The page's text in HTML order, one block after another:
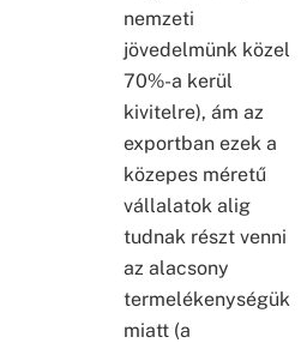
nemzeti
jövedelmünk közel
70%-a kerül
kivitelre), ám az
exportban ezek a
közepes méretű
vállalatok alig
tudnak részt venni
az alacsony
termelékenységük
miatt (a